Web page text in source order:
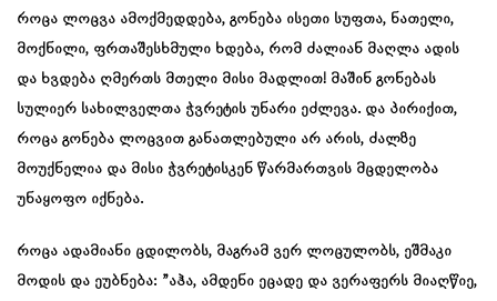
როცა ლოცვა ამოქმედდება, გონება ისეთი სუფთა, ნათელი,
მოქნილი, ფრთაშესხმული ხდება, რომ ძალიან მაღლა ადის
და ხვდება ღმერთს მთელი მისი მადლით! მაშინ გონებას
სულიერ სახილველთა ჭვრეტის უნარი ეძლევა. და პირიქით,
როცა გონება ლოცვით განათლებული არ არის, ძალზე
მოუქნელია და მისი ჭვრეტისკენ წარმართვის მცდელობა
უნაყოფო იქნება.
როცა ადამიანი ცდილობს, მაგრამ ვერ ლოცულობს, ეშმაკი
მოდის და ეუბნება: ”აჰა, ამდენი ეცადე და ვერაფერს მიაღწიე,